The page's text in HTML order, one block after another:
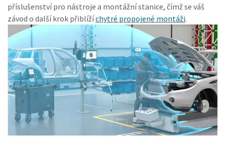
příslušenství pro nástroje a montážní stanice, čímž se váš
závod o další krok přiblížíchytré propojené montáži.